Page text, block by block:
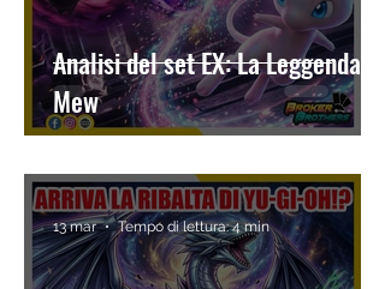
Analisi del set EX: La Leggenda di
Mew
13 mar Tempo di lettura: 4 min